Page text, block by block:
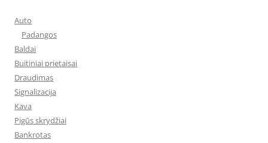
Auto
Padangos
Baldai
Buitiniai prietaisai
Draudimas
Signalizacija
Kava
Pigūs skrydžiai
Bankrotas